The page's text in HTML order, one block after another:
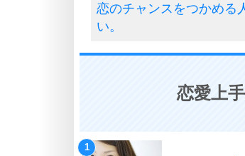
恋のチャンスをつかめる
い。
恋愛上